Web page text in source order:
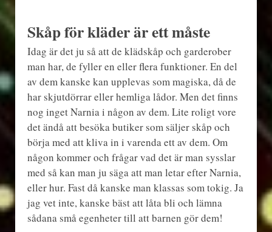
Skåp för kläder är ett måste
Idag är det ju så att de klädskåp och garderober
man har, de fyller en eller flera funktioner. En del
av dem kanske kan upplevas som magiska, då de
har skjutdörrar eller hemliga lådor. Men det finns
nog inget Narnia i någon av dem. Lite roligt vore
det ändå att besöka butiker som säljer skåp och
börja med att kliva in i varenda ett av dem. Om
någon kommer och frågar vad det är man sysslar
med så kan man ju säga att man letar efter Narnia,
eller hur. Fast då kanske man klassas som tokig. Ja
jag vet inte, kanske bäst att låta bli och lämna
sådana små egenheter till att barnen gör dem!